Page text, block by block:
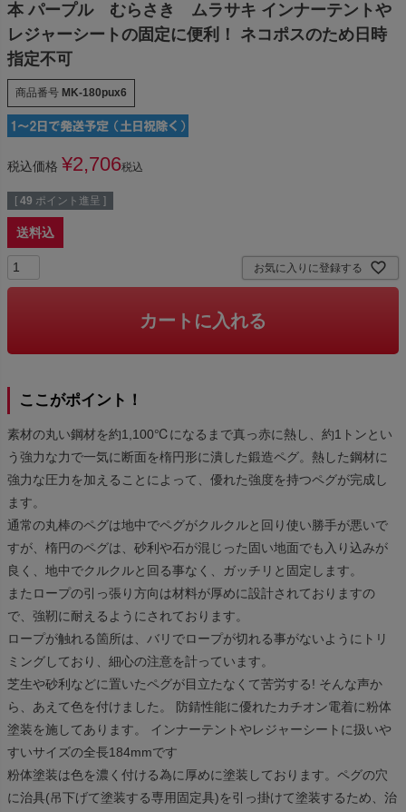
本 パープル むらさき ムラサキ インナーテントや
レジャーシートの固定に便利！ ネコポスのため日時
指定不可
商品番号 MK-180pux6
税込価格 ¥2,706税込
[ 49 ポイント進呈 ]
送料込
お気に入りに登録する
カートに入れる
ここがポイント！
素材の丸い鋼材を約1,100℃になるまで真っ赤に熱し、約1トンとい
う強力な力で一気に断面を楕円形に潰した鍛造ペグ。熱した鋼材に
強力な圧力を加えることによって、優れた強度を持つペグが完成し
ます。
通常の丸棒のペグは地中でペグがクルクルと回り使い勝手が悪いで
すが、楕円のペグは、砂利や石が混じった固い地面でも入り込みが
良く、地中でクルクルと回る事なく、ガッチリと固定します。
またロープの引っ張り方向は材料が厚めに設計されておりますの
で、強靭に耐えるようにされております。
ロープが触れる箇所は、バリでロープが切れる事がないようにトリ
ミングしており、細心の注意を計っています。
芝生や砂利などに置いたペグが目立たなくて苦労する! そんな声か
ら、あえて色を付けました。 防錆性能に優れたカチオン電着に粉体
塗装を施してあります。 インナーテントやレジャーシートに扱いや
すいサイズの全長184mmです
粉体塗装は色を濃く付ける為に厚めに塗装しております。ペグの穴
に治具(吊下げて塗装する専用固定具)を引っ掛けて塗装するため、治